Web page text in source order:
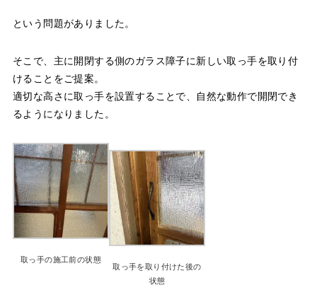
という問題がありました。
そこで、主に開閉する側のガラス障子に新しい取っ手を取り付
けることをご提案。
適切な高さに取っ手を設置することで、自然な動作で開閉でき
るようになりました。
取っ手の施工前の状態
取っ手を取り付けた後の
状態